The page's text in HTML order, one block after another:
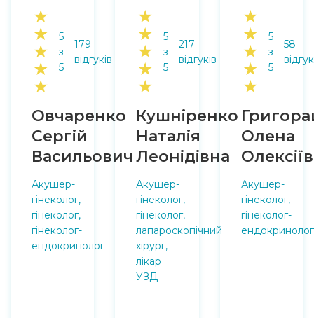
★
★
★
★
★
5
з
5
179
відгуків
Овчаренко
Сергій
Васильович
Акушер-
гінеколог,
гінеколог,
гінеколог-
ендокринолог
★
★
★
★
★
5
з
5
217
відгуків
Кушніренко
Наталія
Леонідівна
Акушер-
гінеколог,
гінеколог,
лапароскопічний
хірург,
лікар
УЗД
★
★
★
★
★
5
з
5
58
Олена
Акушер-
гінеколог,
гінеколог-
ендокринолог